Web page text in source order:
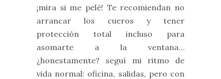
¡mira si me pelé! Te recomiendan no
arrancar los cueros y tener
protección total incluso para
asomarte a la ventana…
¿honestamente? seguí mi ritmo de
vida normal: oficina, salidas, pero con